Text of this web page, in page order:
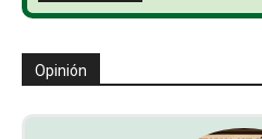
Opinión